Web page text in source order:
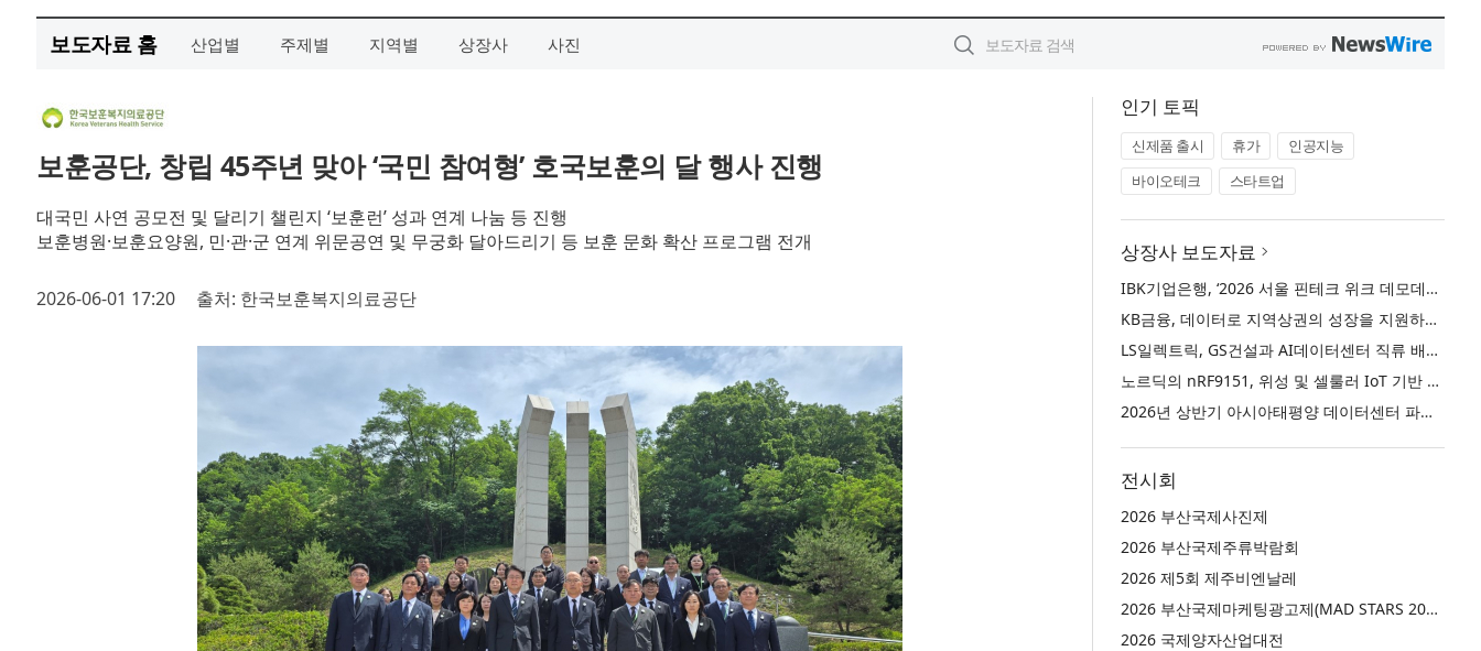
보도자료 홈 산업별 주제별 지역별 상장사 사진
보훈공단, 창립 45주년 맞아 ‘국민 참여형’ 호국보훈의 달 행사 진행
대국민 사연 공모전 및 달리기 챌린지 ‘보훈런’ 성과 연계 나눔 등 진행
보훈병원·보훈요양원, 민·관·군 연계 위문공연 및 무궁화 달아드리기 등 보훈 문화 확산 프로그램 전개
2026-06-01 17:20 출처: 한국보훈복지의료공단
인기 토픽
신제품 출시 휴가
인공지능
바이오테크
스타트업
상장사 보도자료
IBK기업은행, ‘2026 서울 핀테크 위크 데모데이 with IBK기업은행’ 참가기업 모집
KB금융, 데이터로 지역상권의 성장을 지원하는 ‘2026 KB상권활성화 인사이트’ 발간
LS일렉트릭, GS건설과 AI데이터센터 직류 배전 사업 협력
노르딕의 nRF9151, 위성 및 셀룰러 IoT 기반 새로운 차원의 커넥티드 기기 개발 지원
2026년 상반기 아시아태평양 데이터센터 파이프라인 26.5GW로 사상 최대 기록… 한국 수도권 데이터센터 시장도 임차·개발 수요 동반 확대
전시회
2026 부산국제사진제
2026 부산국제주류박람회
2026 제5회 제주비엔날레
2026 부산국제마케팅광고제(MAD STARS 2026)
2026 국제양자산업대전